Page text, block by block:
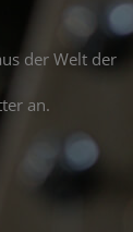
der Welt der
an.